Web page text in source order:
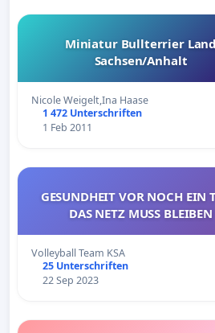
Miniatur Bullterrier Land
Sachsen/Anhalt
Nicole Weigelt,Ina Haase
1 472 Unterschriften
1 Feb 2011
GESUNDHEIT VOR NOCH EIN
DAS NETZ MUSS BLEIBEN
Volleyball Team KSA
25 Unterschriften
22 Sep 2023